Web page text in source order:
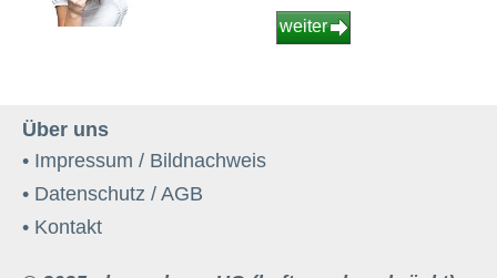
weiter
Über uns
• Impressum / Bildnachweis
• Datenschutz / AGB
• Kontakt